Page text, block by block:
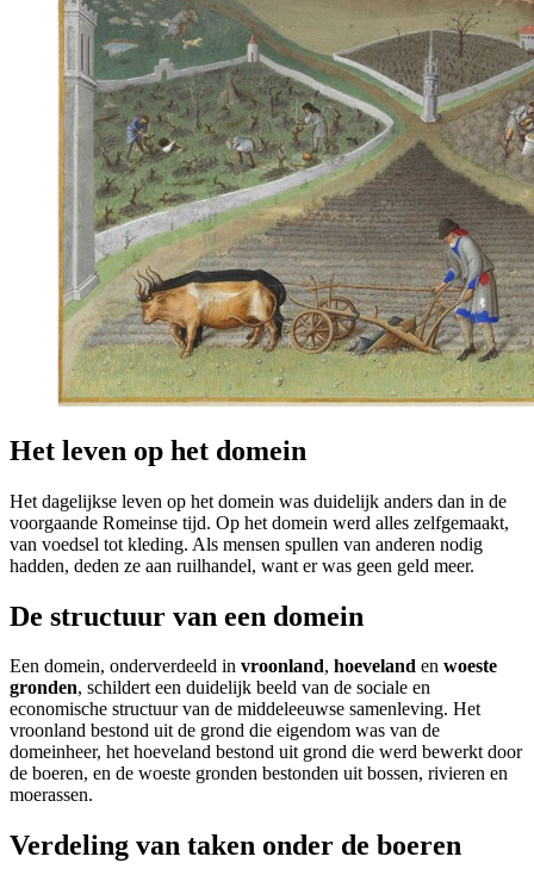
Het leven op het domein
Het dagelijkse leven op het domein was duidelijk anders dan in de
voorgaande Romeinse tijd. Op het domein werd alles zelfgemaakt,
van voedsel tot kleding. Als mensen spullen van anderen nodig
hadden, deden ze aan ruilhandel, want er was geen geld meer.
De structuur van een domein
Een domein, onderverdeeld in vroonland, hoeveland en woeste
gronden, schildert een duidelijk beeld van de sociale en
economische structuur van de middeleeuwse samenleving. Het
vroonland bestond uit de grond die eigendom was van de
domeinheer, het hoeveland bestond uit grond die werd bewerkt door
de boeren, en de woeste gronden bestonden uit bossen, rivieren en
moerassen.
Verdeling van taken onder de boeren